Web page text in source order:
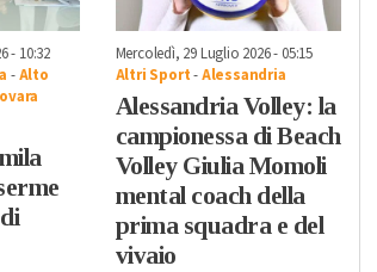
- 10:32
-Alto
Mercoledì, 29 Luglio 2026 - 05:15
Altri Sport-Alessandria
Alessandria Volley: la
campionessa di Beach
Volley Giulia Momoli
mental coach della
prima squadra e del
vivaio